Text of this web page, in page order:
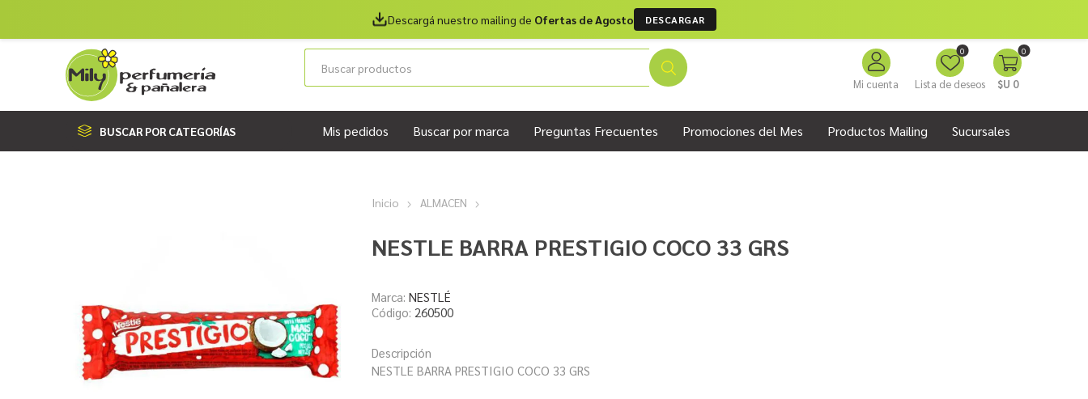
Descargá nuestro mailing de Ofertas de Agosto DESCARGAR
Mi cuenta Lista de deseos
0 0
$U 0
BUSCAR POR CATEGORÍAS Mis pedidos Buscar por marca Preguntas Frecuentes Promociones del Mes Productos Mailing Sucursales
Inicio ALMACEN
NESTLE BARRA PRESTIGIO COCO 33 GRS
Marca: NESTLÉ
Código: 260500
Descripción
NESTLE BARRA PRESTIGIO COCO 33 GRS